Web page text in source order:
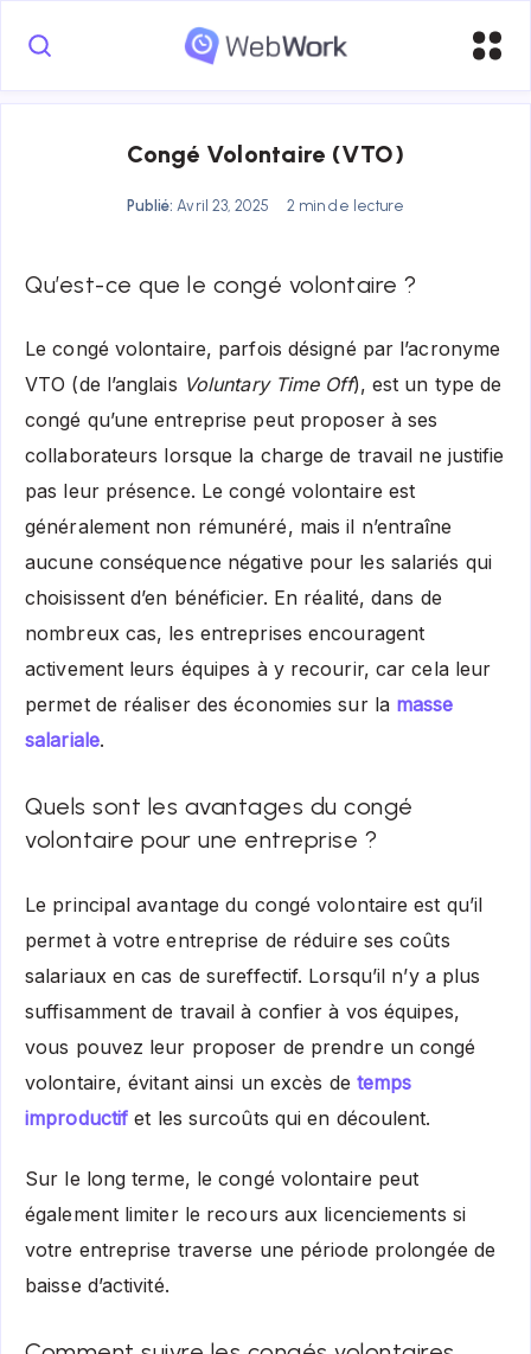
Congé Volontaire (VTO)
Publié: Avril 23, 2025 2 min de lecture
Qu’est-ce que le congé volontaire ?
Le congé volontaire, parfois désigné par l’acronyme
VTO (de l’anglais Voluntary Time Off), est un type de
congé qu’une entreprise peut proposer à ses
collaborateurs lorsque la charge de travail ne justifie
pas leur présence. Le congé volontaire est
généralement non rémunéré, mais il n’entraîne
aucune conséquence négative pour les salariés qui
choisissent d’en bénéficier. En réalité, dans de
nombreux cas, les entreprises encouragent
activement leurs équipes à y recourir, car cela leur
permet de réaliser des économies sur la masse
salariale.
Quels sont les avantages du congé
volontaire pour une entreprise ?
Le principal avantage du congé volontaire est qu’il
permet à votre entreprise de réduire ses coûts
salariaux en cas de sureffectif. Lorsqu’il n’y a plus
suffisamment de travail à confier à vos équipes,
vous pouvez leur proposer de prendre un congé
volontaire, évitant ainsi un excès de temps
improductif et les surcoûts qui en découlent.
Sur le long terme, le congé volontaire peut
également limiter le recours aux licenciements si
votre entreprise traverse une période prolongée de
baisse d’activité.